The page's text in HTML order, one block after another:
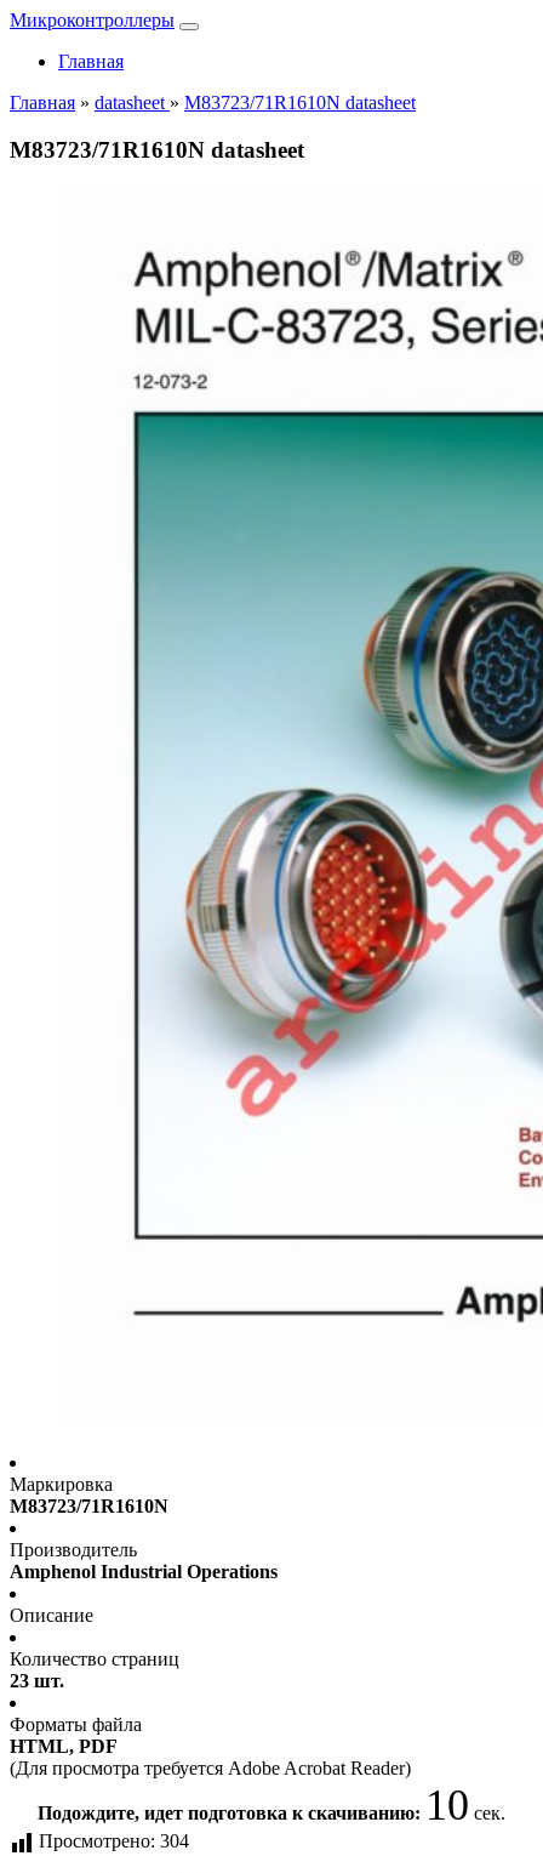
Микроконтроллеры
Главная
Главная » datasheet » M83723/71R1610N datasheet
M83723/71R1610N datasheet
Маркировка
M83723/71R1610N
Производитель
Amphenol Industrial Operations
Описание
Количество страниц
23 шт.
Форматы файла
HTML, PDF
(Для просмотра требуется Adobe Acrobat Reader)
Подождите, идет подготовка к скачиванию: 10 сек.
Просмотрено: 304